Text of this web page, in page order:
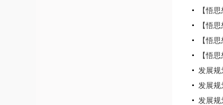
【悟
【悟
【悟
【悟
发展
发展
发展